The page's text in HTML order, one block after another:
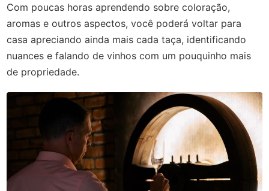
Com poucas horas aprendendo sobre coloração,
aromas e outros aspectos, você poderá voltar para
casa apreciando ainda mais cada taça, identificando
nuances e falando de vinhos com um pouquinho mais
de propriedade.